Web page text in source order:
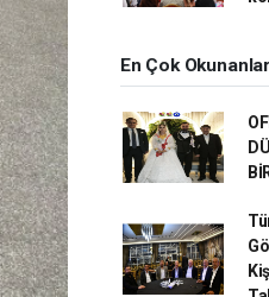
En Çok Okunanlar